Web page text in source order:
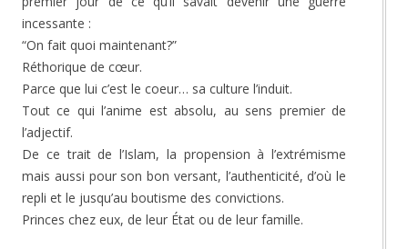
incessante :
“On fait quoi maintenant?”
Réthorique de cœur.
Parce que lui c’est le coeur… sa culture l’induit.
Tout ce qui l’anime est absolu, au sens premier de
l’adjectif.
De ce trait de l’Islam, la propension à l’extrémisme
mais aussi pour son bon versant, l’authenticité, d’où le
repli et le jusqu’au boutisme des convictions.
Princes chez eux, de leur État ou de leur famille.